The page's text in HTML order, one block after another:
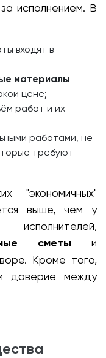
исполнением. В
входят в
материалы
цене;
работ и их
работами, не
требуют
"экономичных"
выше, чем у
сметы и
Кроме того,
доверие между